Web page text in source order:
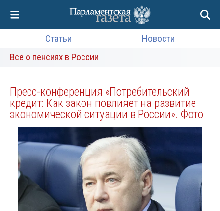
Статьи
Новости
Все о пенсиях в России
Пресс-конференция «Потребительский
кредит: Как закон повлияет на развитие
экономической ситуации в России». Фото